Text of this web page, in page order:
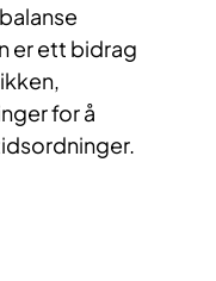
er ett bidrag
for å